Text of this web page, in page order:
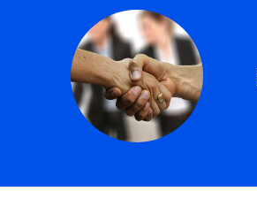
お問い合わせ
トップページ